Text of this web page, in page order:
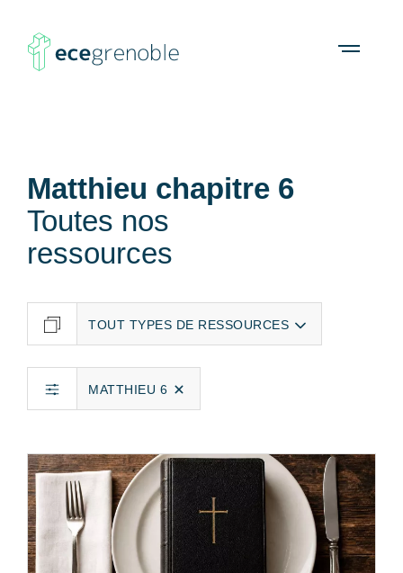
ECE
À propos Agenda RessourcesOpen
Matthieu chapitre 6
Toutes nos
ressources
MATTHIEU 6